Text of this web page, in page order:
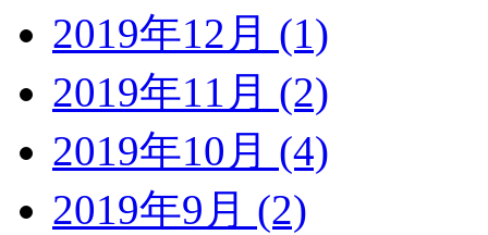
2019年12月 (1)
2019年11月 (2)
2019年10月 (4)
2019年9月 (2)